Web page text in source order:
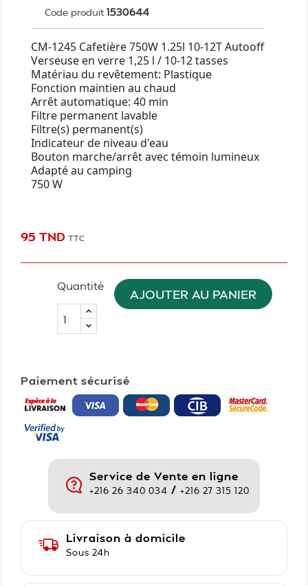
Code produit 1530644
CM-1245 Cafetière 750W 1.25l 10-12T Autooff
Verseuse en verre 1,25 l / 10-12 tasses
Matériau du revêtement: Plastique
Fonction maintien au chaud
Arrêt automatique: 40 min
Filtre permanent lavable
Filtre(s) permanent(s)
Indicateur de niveau d'eau
Bouton marche/arrêt avec témoin lumineux
Adapté au camping
750 W
95 TND TTC
Quantité
AJOUTER AU PANIER
Paiement sécurisé
Service de Vente en ligne
+216 26 340 034 / +216 27 315 120
Livraison à domicile
Sous 24h